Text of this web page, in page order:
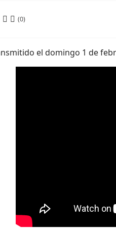
(0)
el domingo 1 de